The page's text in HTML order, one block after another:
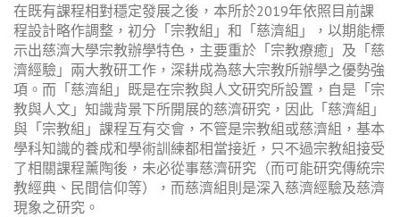
在既有課程相對穩定發展之後，本所於2019年依照目前課
程設計略作調整，初分「宗教組」和「慈濟組」，以期能標
示出慈濟大學宗教辦學特色，主要重於「宗教療癒」及「慈
濟經驗」兩大教研工作，深耕成為慈大宗教所辦學之優勢強
項。而「慈濟組」既是在宗教與人文研究所設置，自是「宗
教與人文」知識背景下所開展的慈濟研究，因此「慈濟組」
與「宗教組」課程互有交會，不管是宗教組或慈濟組，基本
學科知識的養成和學術訓練都相當接近，只不過宗教組接受
了相關課程薰陶後，未必從事慈濟研究（而可能研究傳統宗
教經典、民間信仰等），而慈濟組則是深入慈濟經驗及慈濟
現象之研究。